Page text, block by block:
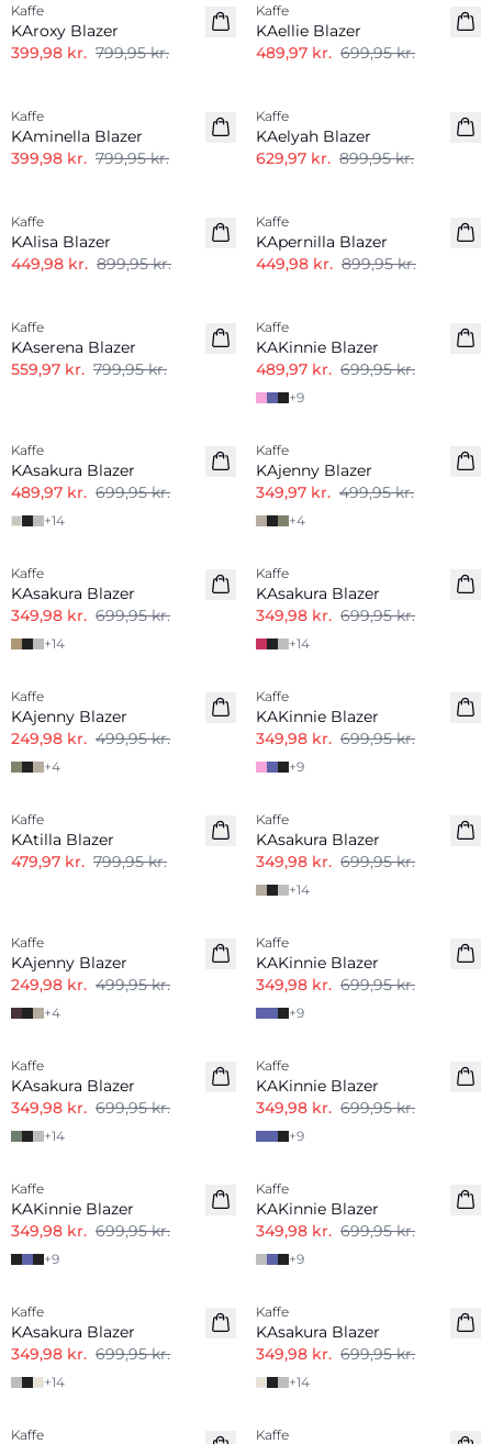
Kaffe
KAroxy Blazer
399,98 kr. 799,95 kr.
Kaffe
KAellie Blazer
489,97 kr. 699,95 kr.
Kaffe
KAminella Blazer
399,98 kr. 799,95 kr.
Kaffe
KAelyah Blazer
629,97 kr. 899,95 kr.
Kaffe
KAlisa Blazer
449,98 kr. 899,95 kr.
Kaffe
KApernilla Blazer
449,98 kr. 899,95 kr.
Kaffe
KAserena Blazer
559,97 kr. 799,95 kr.
Kaffe
KAKinnie Blazer
489,97 kr. 699,95 kr.
+9
Kaffe
KAsakura Blazer
489,97 kr. 699,95 kr.
+14
Kaffe
KAjenny Blazer
349,97 kr. 499,95 kr.
+4
Kaffe
KAsakura Blazer
349,98 kr. 699,95 kr.
+14
Kaffe
KAsakura Blazer
349,98 kr. 699,95 kr.
+14
Kaffe
KAjenny Blazer
249,98 kr. 499,95 kr.
+4
Kaffe
KAKinnie Blazer
349,98 kr. 699,95 kr.
+9
Kaffe
KAtilla Blazer
479,97 kr. 799,95 kr.
Kaffe
KAsakura Blazer
349,98 kr. 699,95 kr.
+14
Kaffe
KAjenny Blazer
249,98 kr. 499,95 kr.
+4
Kaffe
KAKinnie Blazer
349,98 kr. 699,95 kr.
+9
Kaffe
KAsakura Blazer
349,98 kr. 699,95 kr.
+14
Kaffe
KAKinnie Blazer
349,98 kr. 699,95 kr.
+9
Kaffe
KAKinnie Blazer
349,98 kr. 699,95 kr.
+9
Kaffe
KAKinnie Blazer
349,98 kr. 699,95 kr.
+9
Kaffe
KAsakura Blazer
349,98 kr. 699,95 kr.
+14
Kaffe
KAsakura Blazer
349,98 kr. 699,95 kr.
+14
Kaffe Kaffe